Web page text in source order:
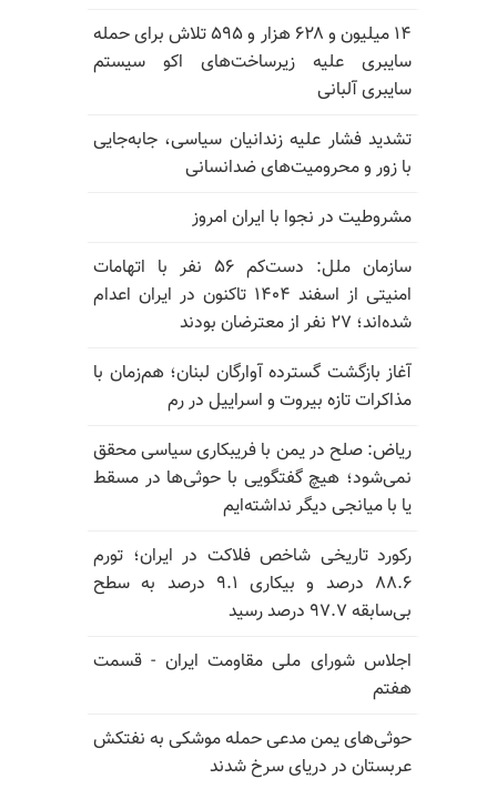
۱۴ میلیون و ۶۲۸ هزار و ۵۹۵ تلاش برای حمله
سایبری علیه زیرساخت‌های اکو سیستم
سایبری آلبانی
تشدید فشار علیه زندانیان سیاسی، جابه‌جایی
با زور و محرومیت‌های ضدانسانی
مشروطیت در نجوا با ایران امروز
سازمان ملل: دست‌کم ۵۶ نفر با اتهامات
امنیتی از اسفند ۱۴۰۴ تاکنون در ایران اعدام
شده‌اند؛ ۲۷ نفر از معترضان بودند
آغاز بازگشت گسترده آوارگان لبنان؛ هم‌زمان با
مذاکرات تازه بیروت و اسراییل در رم
ریاض: صلح در یمن با فریبکاری سیاسی محقق
نمی‌شود؛ هیچ گفتگویی با حوثی‌ها در مسقط
یا با میانجی دیگر نداشته‌ایم
رکورد تاریخی شاخص فلاکت در ایران؛ تورم
۸۸.۶ درصد و بیکاری ۹.۱ درصد به سطح
بی‌سابقه ۹۷.۷ درصد رسید
اجلاس شورای ملی مقاومت ایران - قسمت
هفتم
حوثی‌های یمن مدعی حمله موشکی به نفتکش
عربستان در دریای سرخ شدند